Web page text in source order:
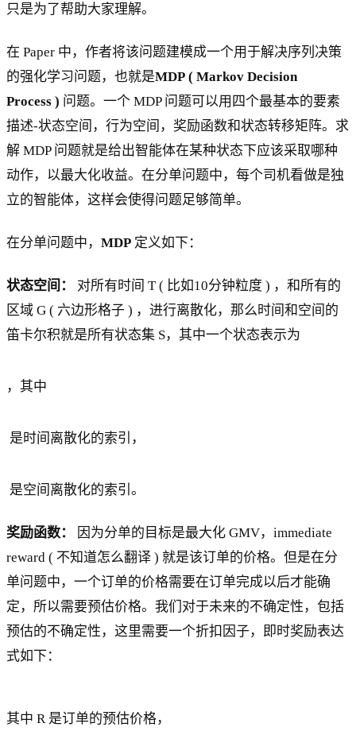
只是为了帮助大家理解。
在 Paper 中，作者将该问题建模成一个用于解决序列决策
的强化学习问题，也就是MDP ( Markov Decision
Process ) 问题。一个 MDP 问题可以用四个最基本的要素
描述-状态空间，行为空间，奖励函数和状态转移矩阵。求
解 MDP 问题就是给出智能体在某种状态下应该采取哪种
动作，以最大化收益。在分单问题中，每个司机看做是独
立的智能体，这样会使得问题足够简单。
在分单问题中， MDP 定义如下：
状态空间：
对所有时间 T ( 比如10分钟粒度 ) ，和所有的
区域 G ( 六边形格子 ) ，进行离散化，那么时间和空间的
笛卡尔积就是所有状态集 S，其中一个状态表示为
，其中
是时间离散化的索引，
是空间离散化的索引。
奖励函数：
因为分单的目标是最大化 GMV，immediate
reward ( 不知道怎么翻译 ) 就是该订单的价格。但是在分
单问题中，一个订单的价格需要在订单完成以后才能确
定，所以需要预估价格。我们对于未来的不确定性，包括
预估的不确定性，这里需要一个折扣因子，即时奖励表达
式如下：
其中 R 是订单的预估价格，